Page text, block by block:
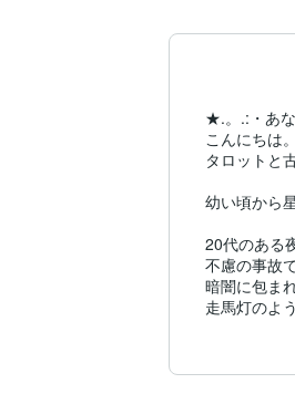
★.。.:・あ
こんにちは
タロットと
幼い頃から
20代のある
不慮の事故
暗闇に包ま
走馬灯のよ
その体験を